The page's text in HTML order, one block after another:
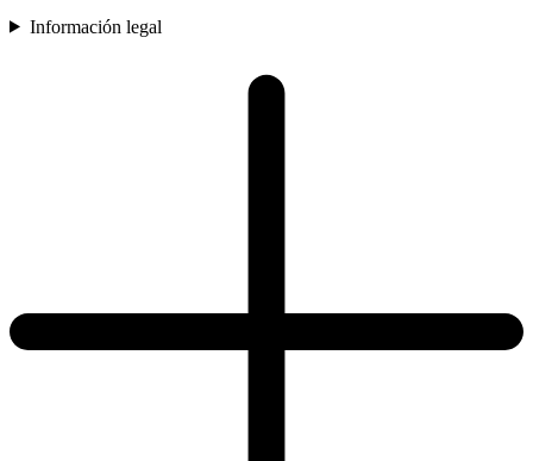
Información legal